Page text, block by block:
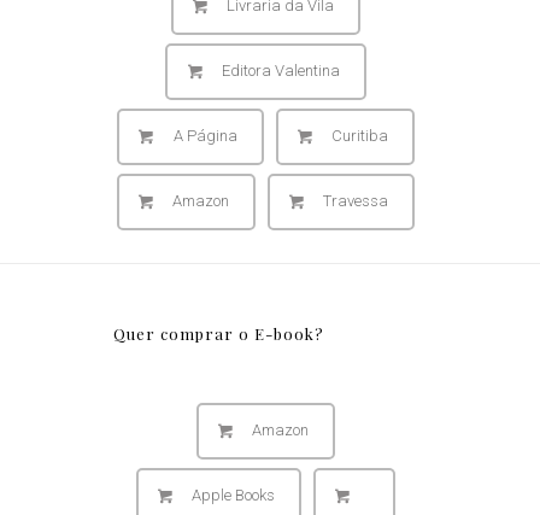
Livraria da Vila
Editora Valentina
A Página Curitiba
Amazon Travessa
Quer comprar o E-book?
Amazon
Apple Books